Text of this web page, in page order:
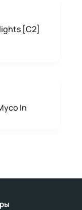
[C2]
In